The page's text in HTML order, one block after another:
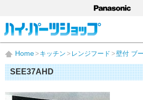
Home キッチン レンジフード 壁付 ブ
SEE37AHD